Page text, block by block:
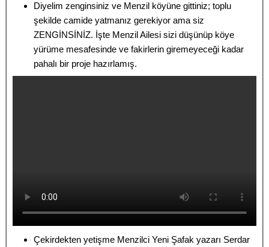
Diyelim zenginsiniz ve Menzil köyüne gittiniz; toplu
şekilde camide yatmanız gerekiyor ama siz
ZENGİNSİNİZ. İşte Menzil Ailesi sizi düşünüp köye
yürüme mesafesinde ve fakirlerin giremeyeceği kadar
pahalı bir proje hazırlamış.
Çekirdekten yetişme Menzilci Yeni Şafak yazarı Serdar